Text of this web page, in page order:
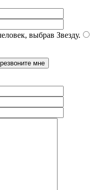
выбрав Звезду.